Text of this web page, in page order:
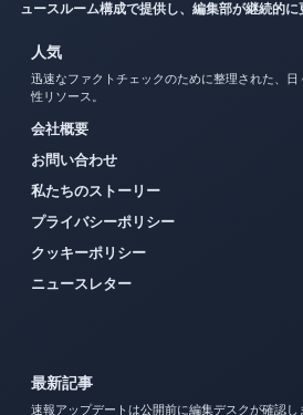
ュースルーム構成で提供し、編集部が継続的に
人気
迅速なファクトチェックのために整理された、
性リソース。
会社概要
お問い合わせ
私たちのストーリー
プライバシーポリシー
クッキーポリシー
ニュースレター
最新記事
速報アップデートは公開前に編集デスクが確認し